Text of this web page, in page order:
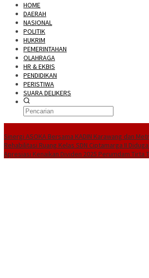
HOME
DAERAH
NASIONAL
POLITIK
HUKRIM
PEMERINTAHAN
OLAHRAGA
HR & EKBIS
PENDIDIKAN
PERISTIWA
SUARA DELIKERS
Sinergi ASOKA Bersama KADIN Karawang dan
Rehabilitasi Ruang Kelas SDN Ciptamarga II
Apresiasi Kenaikan Dividen 2025 Perumdam Tirta